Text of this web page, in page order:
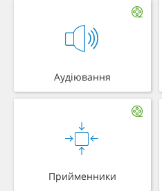
Аудіювання
Прийменники